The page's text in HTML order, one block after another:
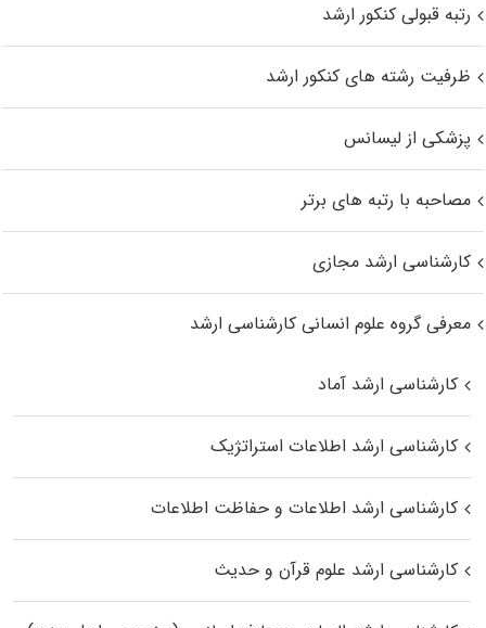
رتبه قبولی کنکور ارشد
ظرفیت رشته های کنکور ارشد
پزشکی از لیسانس
مصاحبه با رتبه های برتر
کارشناسی ارشد مجازی
معرفی گروه علوم انسانی کارشناسی ارشد
کارشناسی ارشد آماد
کارشناسی ارشد اطلاعات استراتژیک
کارشناسی ارشد اطلاعات و حفاظت اطلاعات
کارشناسی ارشد علوم قرآن و حدیث